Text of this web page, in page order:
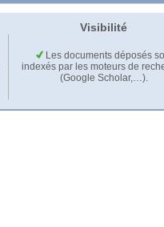
Visibilité
Les documents déposés
indexés par les moteurs de
(Google Scholar,…).